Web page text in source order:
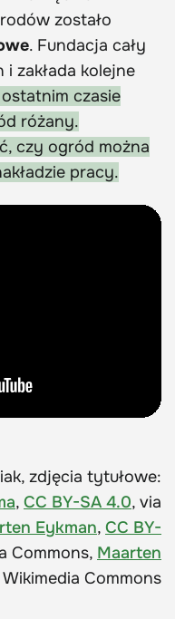
zostało
. Fundacja cały
zakłada kolejne
czasie
różany.
czy ogród można
pracy.
zdjęcia tytułowe:
, CC BY-SA 4.0, via
Eykman, CC BY-
Commons, Maarten
Wikimedia Commons